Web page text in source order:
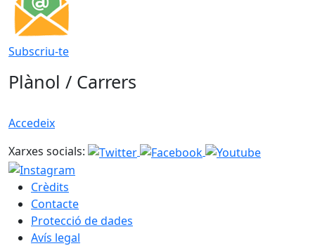
Subscriu-te
Plànol / Carrers
Accedeix
Xarxes socials:
Crèdits
Contacte
Protecció de dades
Avís legal